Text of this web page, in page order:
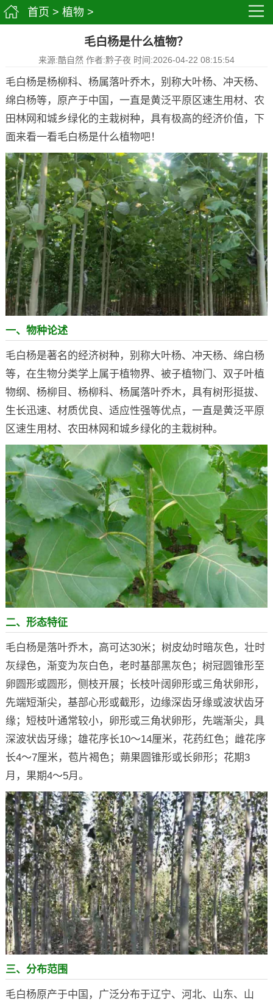
首页 > 植物 >
毛白杨是什么植物？
来源:酷自然 作者:黔子夜 时间:2026-04-22 08:15:54
毛白杨是杨柳科、杨属落叶乔木，别称大叶杨、冲天杨、
绵白杨等，原产于中国，一直是黄泛平原区速生用材、农
田林网和城乡绿化的主栽树种，具有极高的经济价值，下
面来看一看毛白杨是什么植物吧！
一、物种论述
毛白杨是著名的经济树种，别称大叶杨、冲天杨、绵白杨
等，在生物分类学上属于植物界、被子植物门、双子叶植
物纲、杨柳目、杨柳科、杨属落叶乔木，具有树形挺拔、
生长迅速、材质优良、适应性强等优点，一直是黄泛平原
区速生用材、农田林网和城乡绿化的主栽树种。
二、形态特征
毛白杨是落叶乔木，高可达30米；树皮幼时暗灰色，壮时
灰绿色，渐变为灰白色，老时基部黑灰色；树冠圆锥形至
卵圆形或圆形，侧枝开展；长枝叶阔卵形或三角状卵形，
先端短渐尖，基部心形或截形，边缘深齿牙缘或波状齿牙
缘；短枝叶通常较小，卵形或三角状卵形，先端渐尖，具
深波状齿牙缘；雄花序长10～14厘米，花药红色；雌花序
长4～7厘米，苞片褐色；蒴果圆锥形或长卵形；花期3
月，果期4～5月。
三、分布范围
毛白杨原产于中国，广泛分布于辽宁、河北、山东、山